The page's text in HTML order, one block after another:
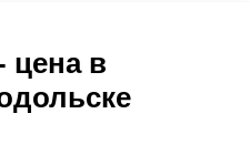
цена в